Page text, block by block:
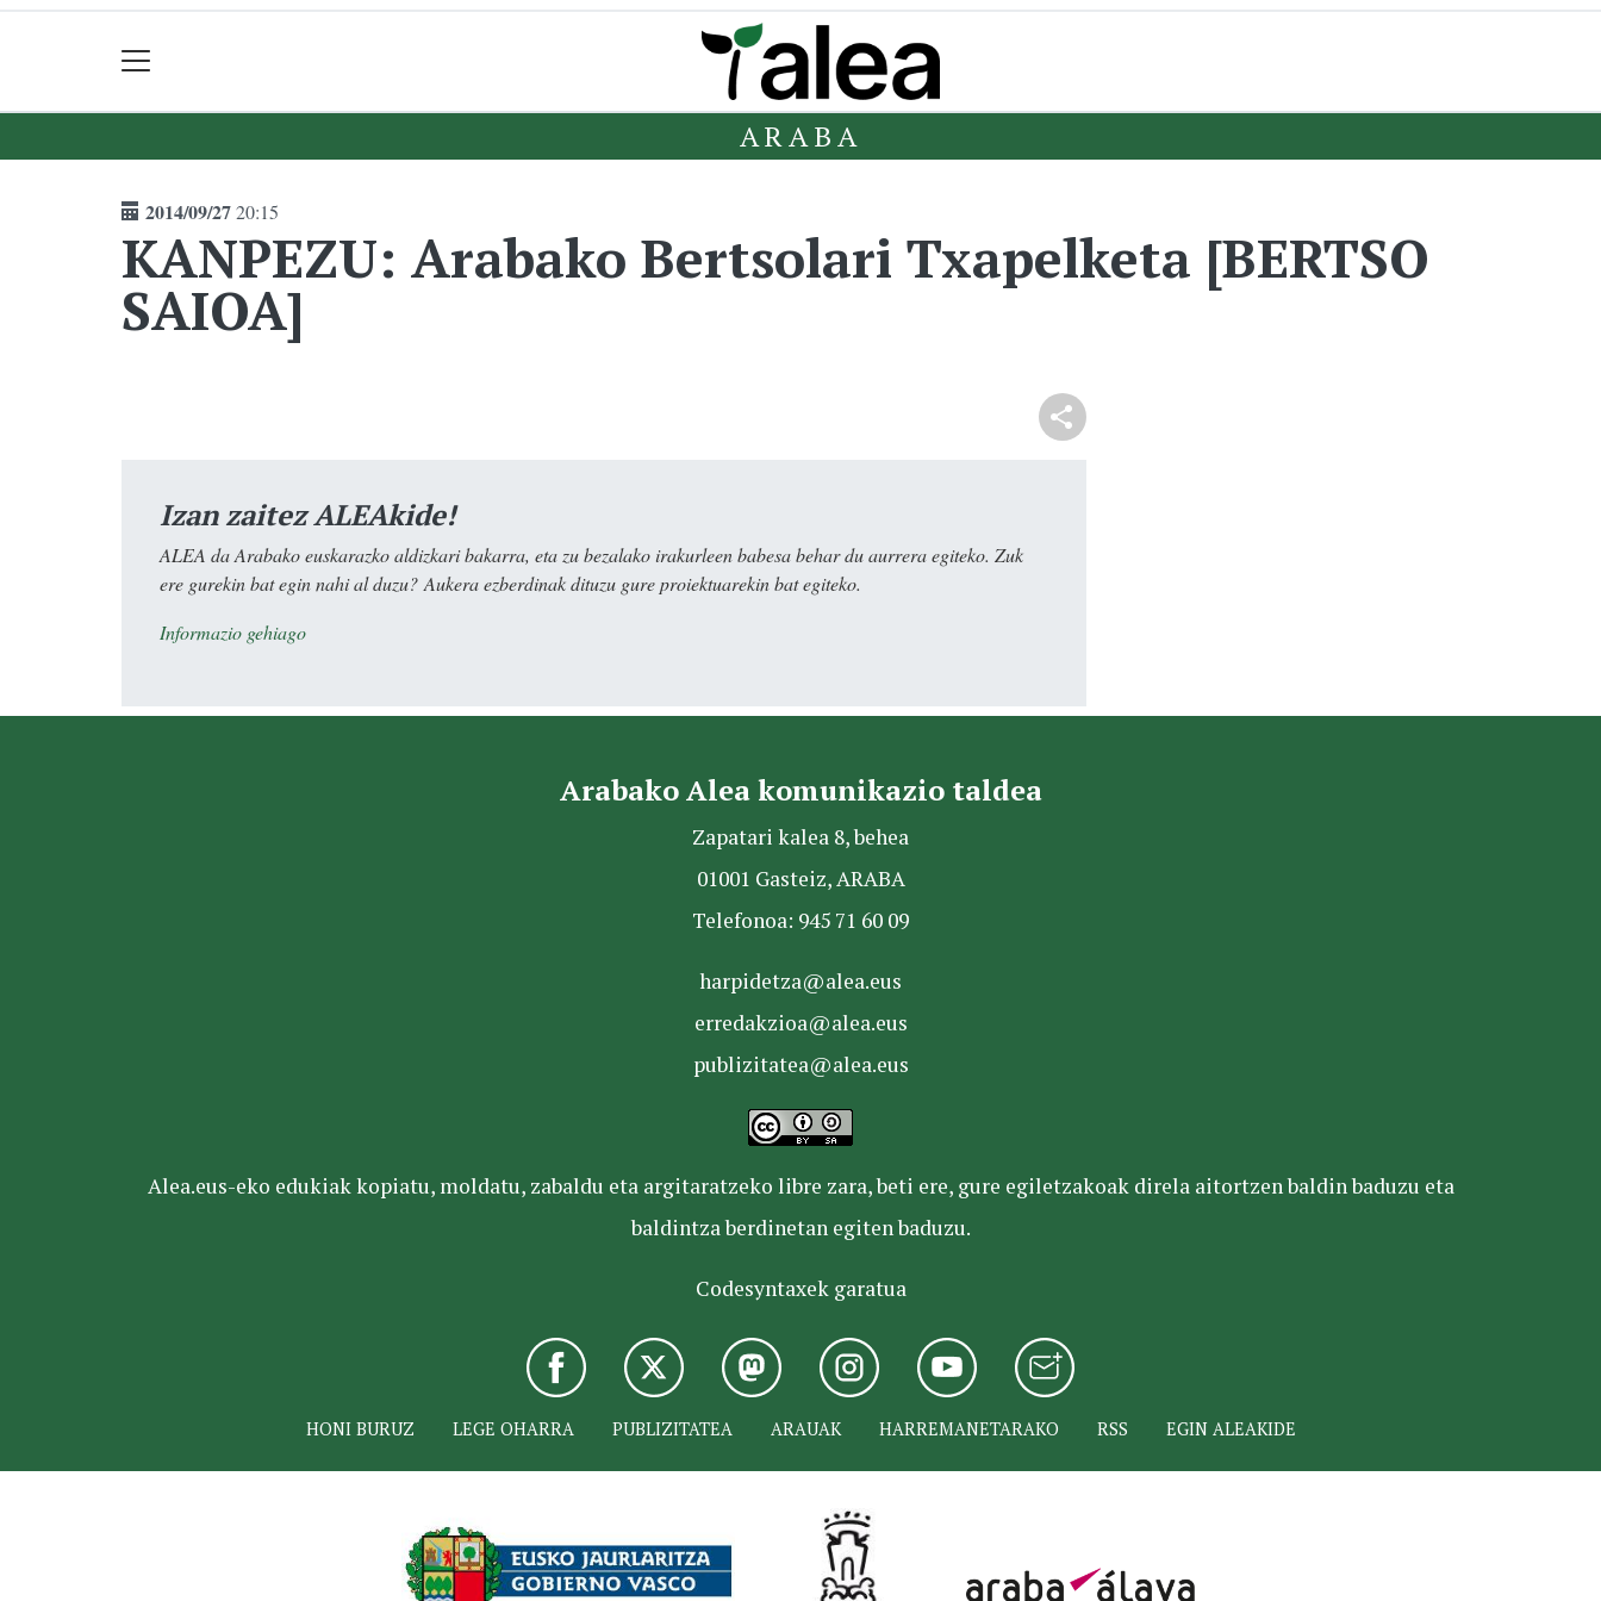
ARABA
2014/09/2720:15
KANPEZU: Arabako Bertsolari Txapelketa [BERTSO
SAIOA]
Izan zaitez ALEAkide!
ALEA da Arabako euskarazko aldizkari bakarra, eta zu bezalako irakurleen babesa behar du aurrera egiteko. Zuk
ere gurekin bat egin nahi al duzu? Aukera ezberdinak dituzu gure proiektuarekin bat egiteko.
Informazio gehiago
Arabako Alea komunikazio taldea
Zapatari kalea 8, behea
01001 Gasteiz, ARABA
Telefonoa: 945 71 60 09
harpidetza@alea.eus
erredakzioa@alea.eus
publizitatea@alea.eus
Alea.eus-eko edukiak kopiatu, moldatu, zabaldu eta argitaratzeko libre zara, beti ere, gure egiletzakoak direla aitortzen baldin baduzu eta
baldintza berdinetan egiten baduzu.
Codesyntaxek garatua
HONI BURUZ LEGE OHARRA PUBLIZITATEA ARAUAK HARREMANETARAKO RSS EGIN ALEAKIDE